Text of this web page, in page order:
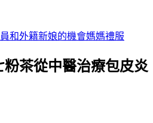
和外籍新娘的機會媽媽禮服
茶從中醫治療包皮炎